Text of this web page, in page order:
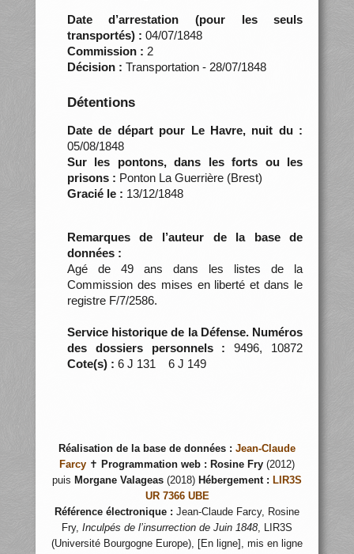
Date d’arrestation (pour les seuls
transportés) : 04/07/1848
Commission : 2
Décision : Transportation - 28/07/1848
Détentions
Date de départ pour Le Havre, nuit du :
05/08/1848
Sur les pontons, dans les forts ou les
prisons : Ponton La Guerrière (Brest)
Gracié le : 13/12/1848
Remarques de l’auteur de la base de
données :
Agé de 49 ans dans les listes de la
Commission des mises en liberté et dans le
registre F/7/2586.
Service historique de la Défense. Numéros
des dossiers personnels :9496, 10872
Cote(s) : 6 J 131 6 J 149
Réalisation de la base de données : Jean-Claude
Farcy ✝ Programmation web : Rosine Fry (2012)
puis Morgane Valageas (2018) Hébergement : LIR3S
UR 7366 UBE
Référence électronique : Jean-Claude Farcy, Rosine
Fry, Inculpés de l’insurrection de Juin 1848, LIR3S
(Université Bourgogne Europe), [En ligne], mis en ligne